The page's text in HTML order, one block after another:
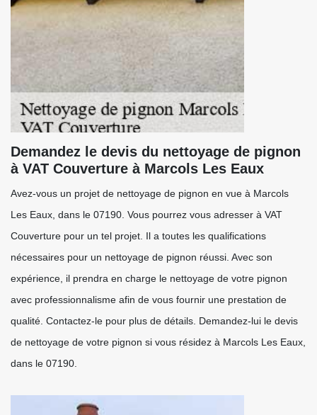
Demandez le devis du nettoyage de pignon
à VAT Couverture à Marcols Les Eaux
Avez-vous un projet de nettoyage de pignon en vue à Marcols
Les Eaux, dans le 07190. Vous pourrez vous adresser à VAT
Couverture pour un tel projet. Il a toutes les qualifications
nécessaires pour un nettoyage de pignon réussi. Avec son
expérience, il prendra en charge le nettoyage de votre pignon
avec professionnalisme afin de vous fournir une prestation de
qualité. Contactez-le pour plus de détails. Demandez-lui le devis
de nettoyage de votre pignon si vous résidez à Marcols Les Eaux,
dans le 07190.